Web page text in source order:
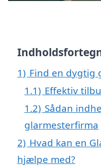
1) Find en dygtig
1.1) Effektiv
1.2) Sådan
glarmesterfirma
2) Hvad kan en
hjælpe med?